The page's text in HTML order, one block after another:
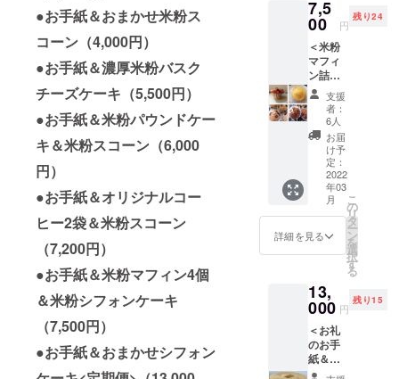
●お手紙＆おまかせ米粉ス
コーン（4,000円）
●お手紙＆濃厚米粉バスク
チーズケーキ（5,500円）
●お手紙＆米粉パウンドケー
キ＆米粉スコーン（6,000
円）
●お手紙＆オリジナルコー
ヒー2袋＆米粉スコーン
（7,200円）
●お手紙＆米粉マフィン4個
＆米粉シフォンケーキ
（7,500円）
●お手紙＆おまかせシフォン
ですが
工場内
で「小
麦粉」
「乳製
品」等
扱いま
す。
【発送
につい
て】 ク
ラウド
ファン
ディン
グ終了
月以内
に、順
しま
す。 送
料込み
米粉な
のでお
高齢の
方もお
すす
め。 主
な原材
料：米
粉（国
産）卵
（国
産）米
油（国
産）菜
種油
（国
イメー
ジで
す。 ※
商品は
無添加
です。
まし
た。 米
粉クッ
キーは
ソフト
クッ
キーを
含む季
節の味
を送付
しま
す。 是
非、家
事やリ
モート
ワーク
の合間
さい。
※主な原
米粉
（国
産）卵
7,5
00 円
残り24
＜米粉
マフィ
ン詰め
合せ4個
＆米粉
シフォ
ンケー
キ＞ 厳
選した
材料を
使っ
て、米
粉マ
フィン4
個（内
せ）と
米粉シ
フォン
ケーキ
（17cm
1ホール
分）を
支援
者：
6人
お届
け予
定：
2022
年03
月
詳細を見る
こ
の
リ
タ
ー
ン
を
選
択
す
る
13,
000 円
残り15
＜お礼
のお手
紙＆米
粉シ